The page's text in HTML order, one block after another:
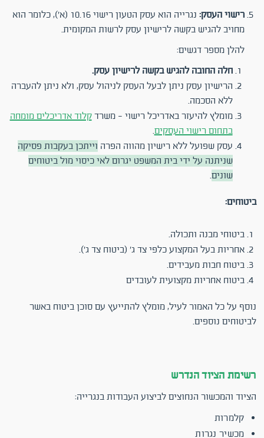
רישוי העסק:
נגרייה הוא עסק הטעון רישוי 10.16 (א'), כלומר הוא
מחויב להגיש בקשה לרישיון עסק לרשות המקומית.
להלן מספר דגשים:
חלה החובה להגיש בקשה לרישיון עסק.
הרישיון עסק ניתן לבעל העסק לניהול עסק, ולא ניתן להעברה
ללא הסכמה.
מומלץ להיעזר באדריכל רישוי - משרדקלוד אדריכלים מומחה
בתחום רישוי העסקים.
עסק שפועל ללא רישיון מהווה הפרה וייתכן בעקבות פסיקה
שניתנה על ידי בית המשפט יגרום לאי כיסוי מול ביטוחים
שונים.
ביטוחים:
ביטוחי מבנה ותכולה.
אחריות בעל המקצוע כלפי צד ג' (ביטוח צד ג').
ביטוח חבות מעבידים.
ביטוח אחריות מקצועית לעובדים
נוסף על כל האמור לעיל, מומלץ להתייעץ עם סוכן ביטוח באשר
לביטוחים נוספים.
רשימת הציוד הנדרש
הציוד והמכשור הנחוצים לביצוע העבודות בנגרייה:
קלמרות
מכשיר נגרות